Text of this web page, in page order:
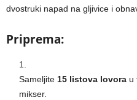
dvostruki napad na gljivice i
Priprema:
Sameljite 15 listova lovora u
mikser.